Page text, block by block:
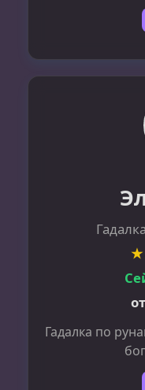
★
Гадалка по